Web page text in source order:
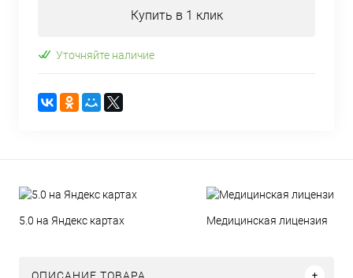
Купить в 1 клик
Уточняйте наличие
5.0 на Яндекс картах Медицинская лицензия
ОПИСАНИЕ ТОВАРА